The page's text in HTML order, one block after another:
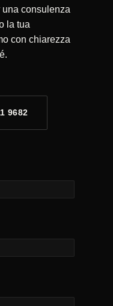
consulenza
la tua
con chiarezza
9682